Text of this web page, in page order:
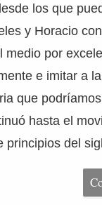
los que
y Horacio
medio por
e imitar a
que
hasta el
principios del